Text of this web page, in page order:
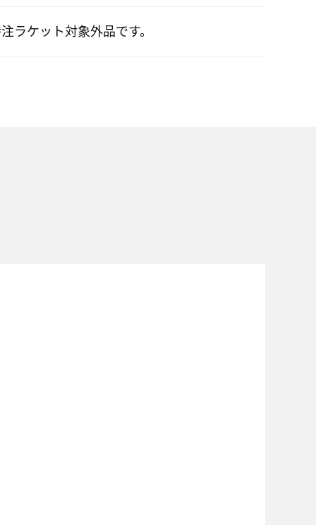
ラケット対象外品です。